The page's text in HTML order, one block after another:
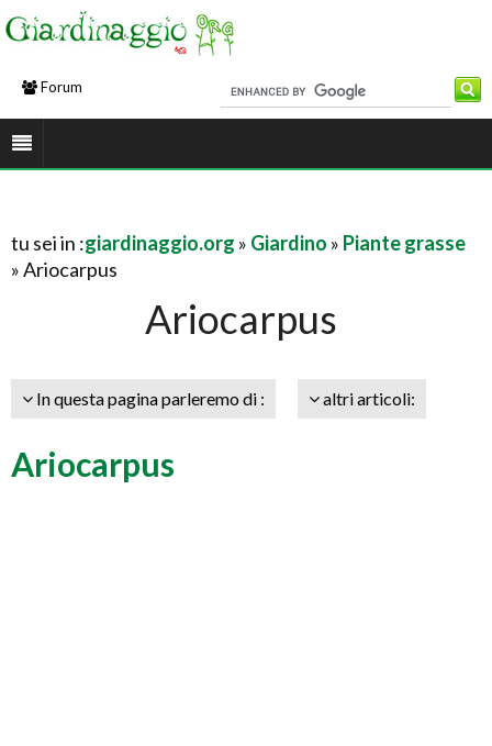
Forum
tu sei in :giardinaggio.org » Giardino » Piante grasse
» Ariocarpus
Ariocarpus
In questa pagina parleremo di : altri articoli:
Ariocarpus